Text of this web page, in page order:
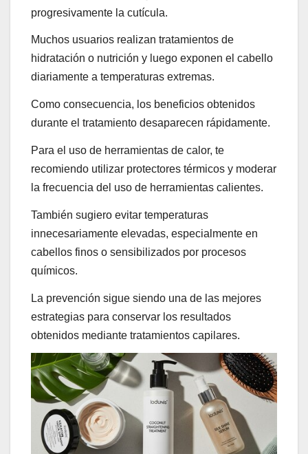
progresivamente la cutícula.
Muchos usuarios realizan tratamientos de
hidratación o nutrición y luego exponen el cabello
diariamente a temperaturas extremas.
Como consecuencia, los beneficios obtenidos
durante el tratamiento desaparecen rápidamente.
Para el uso de herramientas de calor, te
recomiendo utilizar protectores térmicos y moderar
la frecuencia del uso de herramientas calientes.
También sugiero evitar temperaturas
innecesariamente elevadas, especialmente en
cabellos finos o sensibilizados por procesos
químicos.
La prevención sigue siendo una de las mejores
estrategias para conservar los resultados
obtenidos mediante tratamientos capilares.